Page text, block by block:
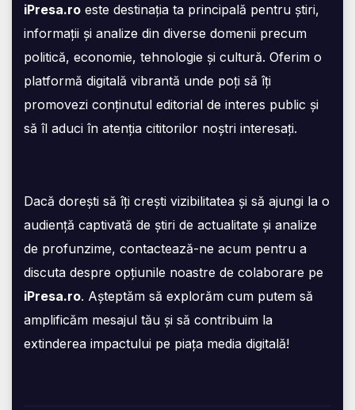
iPresa.ro este destinația ta principală pentru știri,
informații și analize din diverse domenii precum
politică, economie, tehnologie și cultură. Oferim o
platformă digitală vibrantă unde poți să îți
promovezi conținutul editorial de interes public și
să îl aduci în atenția cititorilor noștri interesați.
Dacă dorești să îți crești vizibilitatea și să ajungi la o
audiență captivată de știri de actualitate și analize
de profunzime, contactează-ne acum pentru a
discuta despre opțiunile noastre de colaborare pe
iPresa.ro. Așteptăm să explorăm cum putem să
amplificăm mesajul tău și să contribuim la
extinderea impactului pe piața media digitală!